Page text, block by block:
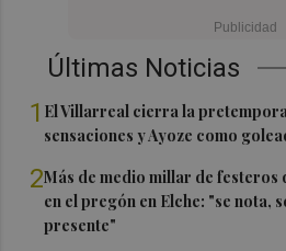
Últimas Noticias
1 El Villarreal cierra la
sensaciones y Ayoze como
2Más de medio millar de festeros
en el pregón en Elche: "se nota,
presente"